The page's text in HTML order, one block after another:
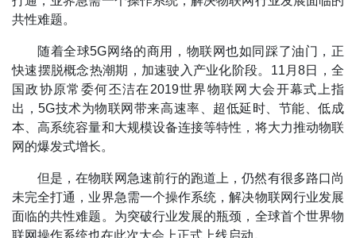
共性难题。
随着全球5G网络的商用，物联网也如同踩了油门，正
快速摆脱概念热潮期，加速驶入产业化阶段。11月8日，全
国政协原常委何丕洁在2019世界物联网大会开幕式上指
出，5G技术为物联网带来高速率、超低延时、节能、低成
本、高系统容量和大规模设备连接等特性，将大力推动物联
网的爆发式增长。
但是，在物联网急速前行的跑道上，仍然有很多路口尚
未完全打通，业界急需一个操作系统，解决物联网行业发展
面临的共性难题。为突破行业发展的瓶颈，全球首个世界物
联网操作系统也在此次大会上正式上线启动。